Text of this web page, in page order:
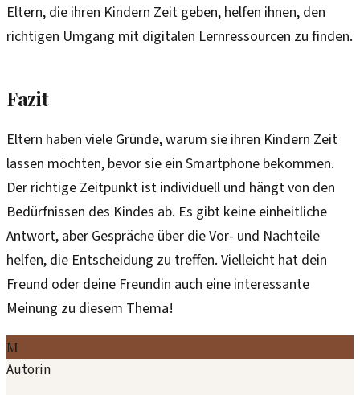
Eltern, die ihren Kindern Zeit geben, helfen ihnen, den
richtigen Umgang mit digitalen Lernressourcen zu finden.
Fazit
Eltern haben viele Gründe, warum sie ihren Kindern Zeit
lassen möchten, bevor sie ein Smartphone bekommen.
Der richtige Zeitpunkt ist individuell und hängt von den
Bedürfnissen des Kindes ab. Es gibt keine einheitliche
Antwort, aber Gespräche über die Vor- und Nachteile
helfen, die Entscheidung zu treffen. Vielleicht hat dein
Freund oder deine Freundin auch eine interessante
Meinung zu diesem Thema!
M
Autorin